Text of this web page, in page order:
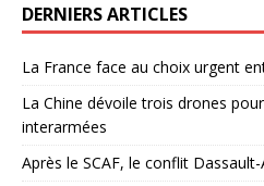
DERNIERS ARTICLES
La France face au choix urgent
La Chine dévoile trois drones
interarmées
Après le SCAF, le conflit